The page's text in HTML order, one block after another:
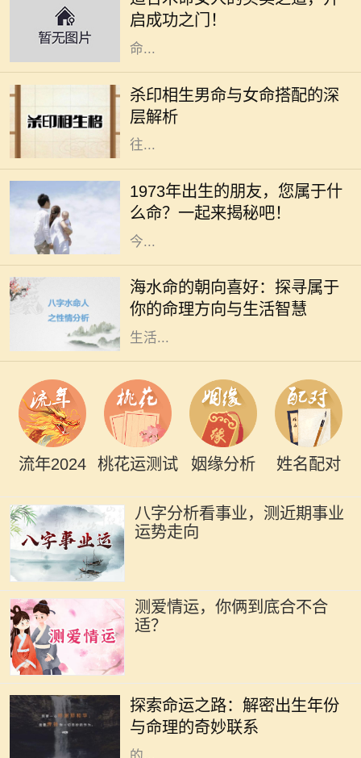
启成功之门！
造精神，适合从事与艺术、教育、咨
询等相关的行业。本文将深入探讨木
命...
杀印相生男命与女命搭配的深
层解析
在命理学中，男女命的搭配一直是一
个重要的话题，尤其是杀印相生的男
命。这种命格的特点是：杀星有力，
印绶相生，意味着这个男性的个性往
往...
1973年出生的朋友，您属于什
么命？一起来揭秘吧！
在中华文化中，每个人的命运都与其
出生的年份、五行和生肖密切相关。
1973年，这个年份不仅是新历史的起
点，更是成千上万生命的诞生之年。
今...
海水命的朝向喜好：探寻属于
你的命理方向与生活智慧
在命理学中，海水命是一种受人喜爱
的命格。它代表着依赖变化与流动的
特性，仿佛大海一般，能够包容万
象，适应环境。而海水命的人在选择
生活...
流年2024 桃花运测试 姻缘分析 姓名配对
八字分析看事业，测近期事业
运势走向
测爱情运，你俩到底合不合
适？
探索命运之路：解密出生年份
与命理的奇妙联系
着重要的角色。古人相信，一个人出
生的年份、月份、日期和时辰直接影
响着他们的命运。而其中，出生年份